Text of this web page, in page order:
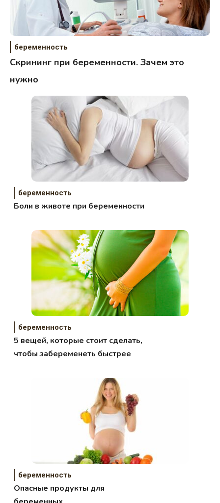
беременность
Скрининг при беременности. Зачем это
нужно
беременность
Боли в животе при беременности
беременность
5 вещей, которые стоит сделать,
чтобы забеременеть быстрее
беременность
Опасные продукты для